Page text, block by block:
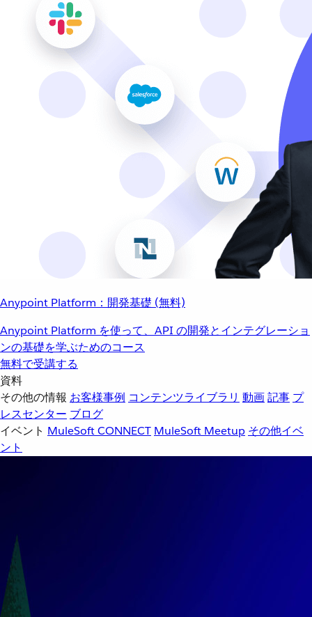
Anypoint Platform：開発基礎 (無料)
Anypoint Platform を使って、API の開発とインテグレーショ
ンの基礎を学ぶためのコース
無料で受講する
資料
その他の情報 お客様事例 コンテンツライブラリ 動画記事 プ
レスセンター ブログ
イベント MuleSoft CONNECT MuleSoft Meetup その他イベ
ント